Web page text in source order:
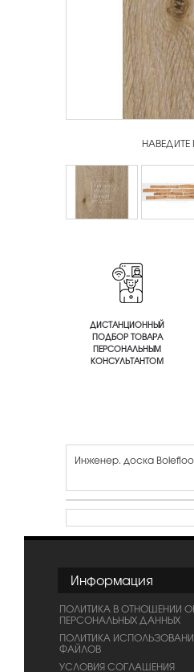
ДИСТАНЦИОННЫЙ
ПОДБОР ТОВАРА
ПЕРСОНАЛЬНЫМ
КОНСУЛЬТАНТОМ
Инженер. доска
Информация
ПОЛИТИКА В ОТНОШЕНИИ
ПЕРСОНАЛЬНЫХ ДАННЫХ
ПОЛИТИКА
ФАЙЛОВ
УСЛОВИЯ СОГЛАШЕНИЯ